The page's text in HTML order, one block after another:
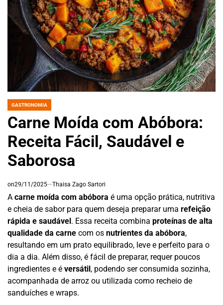
POSTED
GASTRONOMIA
Carne Moída com Abóbora:
Receita Fácil, Saudável e
Saborosa
on29/11/2025 Thaisa Zago Sartori
A carne moída com abóbora é uma opção prática, nutritiva
e cheia de sabor para quem deseja preparar uma refeição
rápida e saudável. Essa receita combina proteínas de alta
qualidade da carne com os nutrientes da abóbora,
resultando em um prato equilibrado, leve e perfeito para o
dia a dia. Além disso, é fácil de preparar, requer poucos
ingredientes e é versátil, podendo ser consumida sozinha,
acompanhada de arroz ou utilizada como recheio de
sanduíches e wraps.